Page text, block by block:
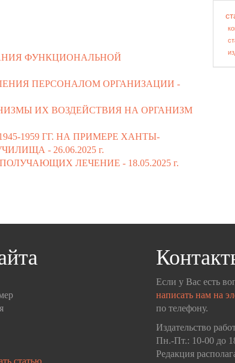
ФУНКЦИОНАЛЬНОЙ
ПЕРСОНАЛОМ ОРГАНИЗАЦИИ -
ИХ ВОЗДЕЙСТВИЯ НА ОРГАНИЗМ
1959 ГГ. НА ПРИМЕРЕ ХАНТЫ-
- 26.06.2025 г.
ПОЛУЧАЮЩИХ ЛЕЧЕНИЕ - 18.05.2025 г.
статью
Если у Вас есть
написать нам на
по телефону.
Издательство
Пн.-Пт.: 10-00 до
Редакция